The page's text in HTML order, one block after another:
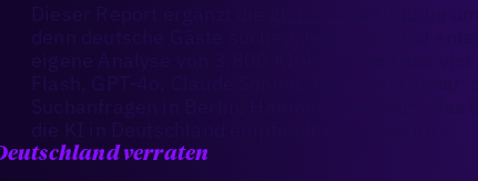
Dieser Report ergänzt die
denn deutsche Gäste suchen, bewerten und
eigene Analyse von 3.800 KI-Antworten aus
Flash, GPT-4o, Claude Sonnet, Perplexity sonar-
Suchanfragen in Berlin, Hamburg und Köln. Das
die KI in Deutschland empfiehlt – und warum.
verraten